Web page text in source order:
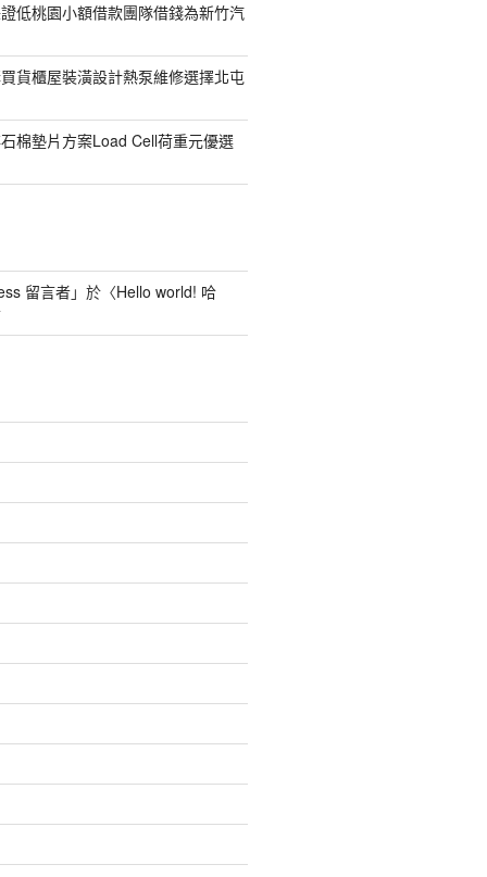
低桃園小額借款團隊借錢為新竹汽
貨櫃屋裝潢設計熱泵維修選擇北屯
棉墊片方案Load Cell荷重元優選
留言者」於〈Hello world! 哈